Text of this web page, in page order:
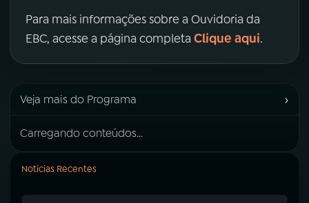
Para mais informações sobre a Ouvidoria da
EBC, acesse a página completa Clique aqui.
Veja mais do Programa ›
Carregando conteúdos...
Notícias Recentes